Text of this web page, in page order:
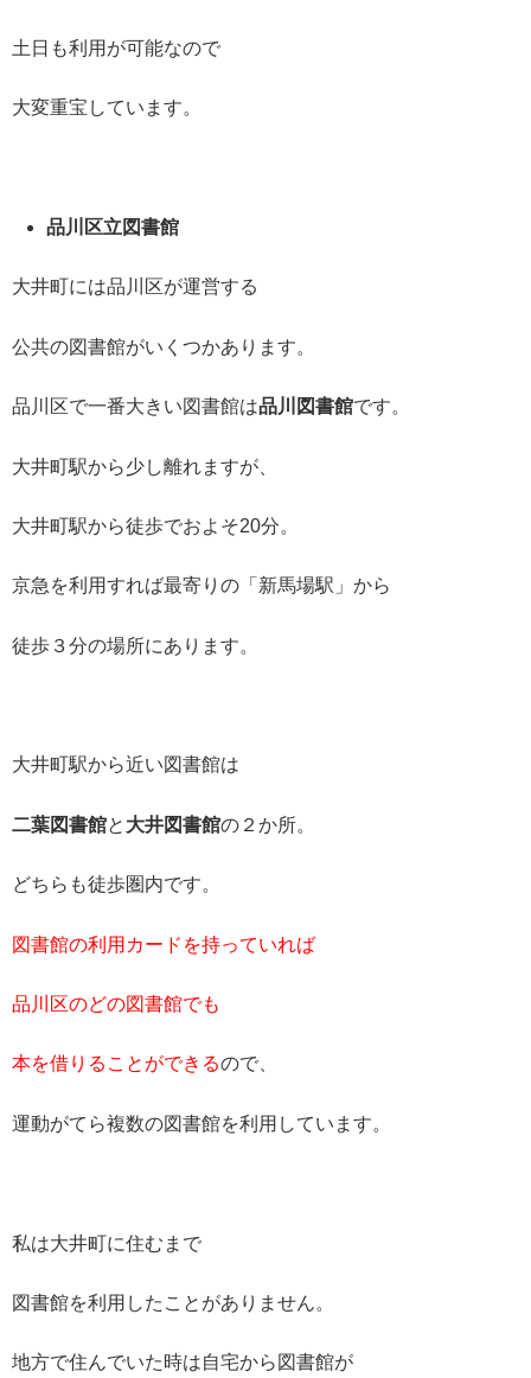
土日も利用が可能なので
大変重宝しています。
品川区立図書館
大井町には品川区が運営する
公共の図書館がいくつかあります。
品川区で一番大きい図書館は品川図書館です。
大井町駅から少し離れますが、
大井町駅から徒歩でおよそ20分。
京急を利用すれば最寄りの「新馬場駅」から
徒歩３分の場所にあります。
大井町駅から近い図書館は
二葉図書館と 大井図書館の２か所。
どちらも徒歩圏内です。
図書館の利用カードを持っていれば
品川区のどの図書館でも
本を借りることができるので、
運動がてら複数の図書館を利用しています。
私は大井町に住むまで
図書館を利用したことがありません。
地方で住んでいた時は自宅から図書館が